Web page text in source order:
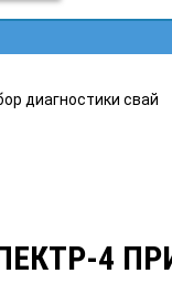
диагностики свай
4